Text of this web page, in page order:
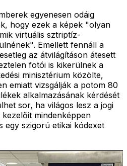
egyenesen odáig
hogy ezek a képek "olyan
virtuális sztriptíz-
Emellett fennáll a
az átvilágításon átesett
fotói is kikerülnek a
minisztérium közölte,
emiatt vizsgálják a potom 80
alkalmazásának kérdését
sor, ha világos lesz a jogi
mindenképpen
egy szigorú etikai kódexet